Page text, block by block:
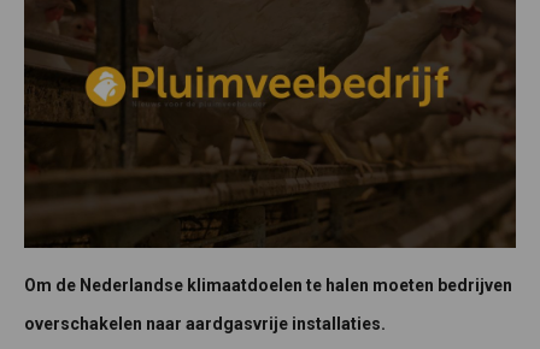
Om de Nederlandse klimaatdoelen te halen moeten bedrijven
overschakelen naar aardgasvrije installaties.